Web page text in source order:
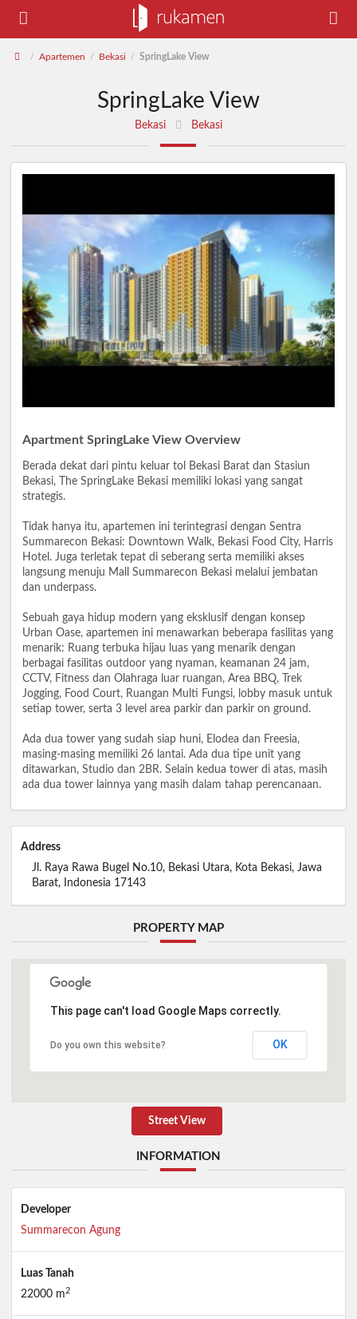
/ Apartemen / Bekasi / SpringLake View
SpringLake View
Bekasi Bekasi
Apartment SpringLake View Overview
Berada dekat dari pintu keluar tol Bekasi Barat dan Stasiun
Bekasi, The SpringLake Bekasi memiliki lokasi yang sangat
strategis.
Tidak hanya itu, apartemen ini terintegrasi dengan Sentra
Summarecon Bekasi: Downtown Walk, Bekasi Food City, Harris
Hotel. Juga terletak tepat di seberang serta memiliki akses
langsung menuju Mall Summarecon Bekasi melalui jembatan
dan underpass.
Sebuah gaya hidup modern yang eksklusif dengan konsep
Urban Oase, apartemen ini menawarkan beberapa fasilitas yang
menarik: Ruang terbuka hijau luas yang menarik dengan
berbagai fasilitas outdoor yang nyaman, keamanan 24 jam,
CCTV, Fitness dan Olahraga luar ruangan, Area BBQ, Trek
Jogging, Food Court, Ruangan Multi Fungsi, lobby masuk untuk
setiap tower, serta 3 level area parkir dan parkir on ground.
Ada dua tower yang sudah siap huni, Elodea dan Freesia,
masing-masing memiliki 26 lantai. Ada dua tipe unit yang
ditawarkan, Studio dan 2BR. Selain kedua tower di atas, masih
ada dua tower lainnya yang masih dalam tahap perencanaan.
Address
Jl. Raya Rawa Bugel No.10, Bekasi Utara, Kota Bekasi, Jawa
Barat, Indonesia 17143
PROPERTY MAP
This page can't load Google Maps correctly.
Do you own this website? OK
Street View
INFORMATION
Developer
Summarecon Agung
Luas Tanah
22000 m 2